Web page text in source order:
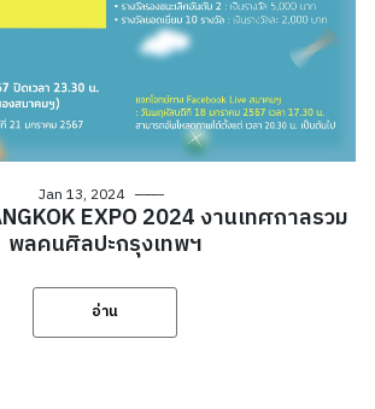
Jan 13, 2024
EXPO 2024 งานเทศกาลรวม
พลคนศิลปะกรุงเทพฯ
อ่าน